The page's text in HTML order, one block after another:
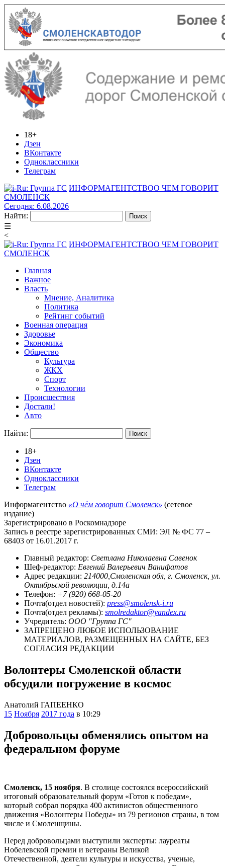
18+
Дзен
ВКонтакте
Одноклассники
Телеграм
ИНФОРМАГЕНТСТВОО ЧЕМ ГОВОРИТ
СМОЛЕНСК
Сегодня: 6.08.2026
Найти:
☰
<
ИНФОРМАГЕНТСТВОО ЧЕМ ГОВОРИТ
СМОЛЕНСК
Главная
Важное
Власть
Мнение, Аналитика
Политика
Рейтинг событий
Военная операция
Здоровье
Экономика
Общество
Культура
ЖКХ
Спорт
Технологии
Происшествия
Достали!
Авто
Найти:
18+
Дзен
ВКонтакте
Одноклассники
Телеграм
Информагентство «О чём говорит Смоленск» (сетевое
издание)
Зарегистрировано в Роскомнадзоре
Запись в реестре зарегистрированных СМИ: ЭЛ № ФС 77 –
68403 от 16.01.2017 г.
Главный редактор: Светлана Николаевна Савенок
Шеф-редактор: Евгений Валерьевич Ванифатов
Адрес редакции: 214000,Смоленская обл, г. Смоленск, ул.
Октябрьской революции, д.14а
Телефон: +7 (920) 668-05-20
Почта(отдел новостей): press@smolensk-i.ru
Почта(отдел рекламы): smolredaktor@yandex.ru
Учредитель: ООО "Группа ГС"
ЗАПРЕЩЕНО ЛЮБОЕ ИСПОЛЬЗОВАНИЕ
МАТЕРИАЛОВ, РАЗМЕЩЕННЫХ НА САЙТЕ, БЕЗ
СОГЛАСИЯ РЕДАКЦИИ
Волонтеры Смоленской области
обсудили погружение в космос
Анатолий ГАПЕЕНКО
15 Ноября 2017 года в 10:29
Добровольцы обменялись опытом на
федеральном форуме
Смоленск, 15 ноября. В столице состоялся всероссийский
итоговый образовательный форум «Готов к победам»,
который собрал порядка 400 активистов общественного
движения «Волонтеры Победы» из 79 регионов страны, в том
числе и Смоленщины.
Перед добровольцами выступили эксперты: лауреаты
Нобелевской премии и ветераны Великой
Отечественной, деятели культуры и искусства, ученые,